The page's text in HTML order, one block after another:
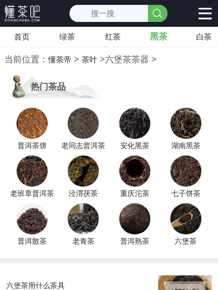
首页 绿茶 红茶 黑茶 白茶
当前位置：懂茶帝 > 茶叶>六堡茶茶器 >
热门茶品
普洱茶饼 老同志普洱茶 安化黑茶 湖南黑茶
老班章普洱茶 泾渭茯茶 重庆沱茶 七子饼茶
普洱散茶 老青茶 普洱熟茶 六堡茶
六堡茶用什么茶具